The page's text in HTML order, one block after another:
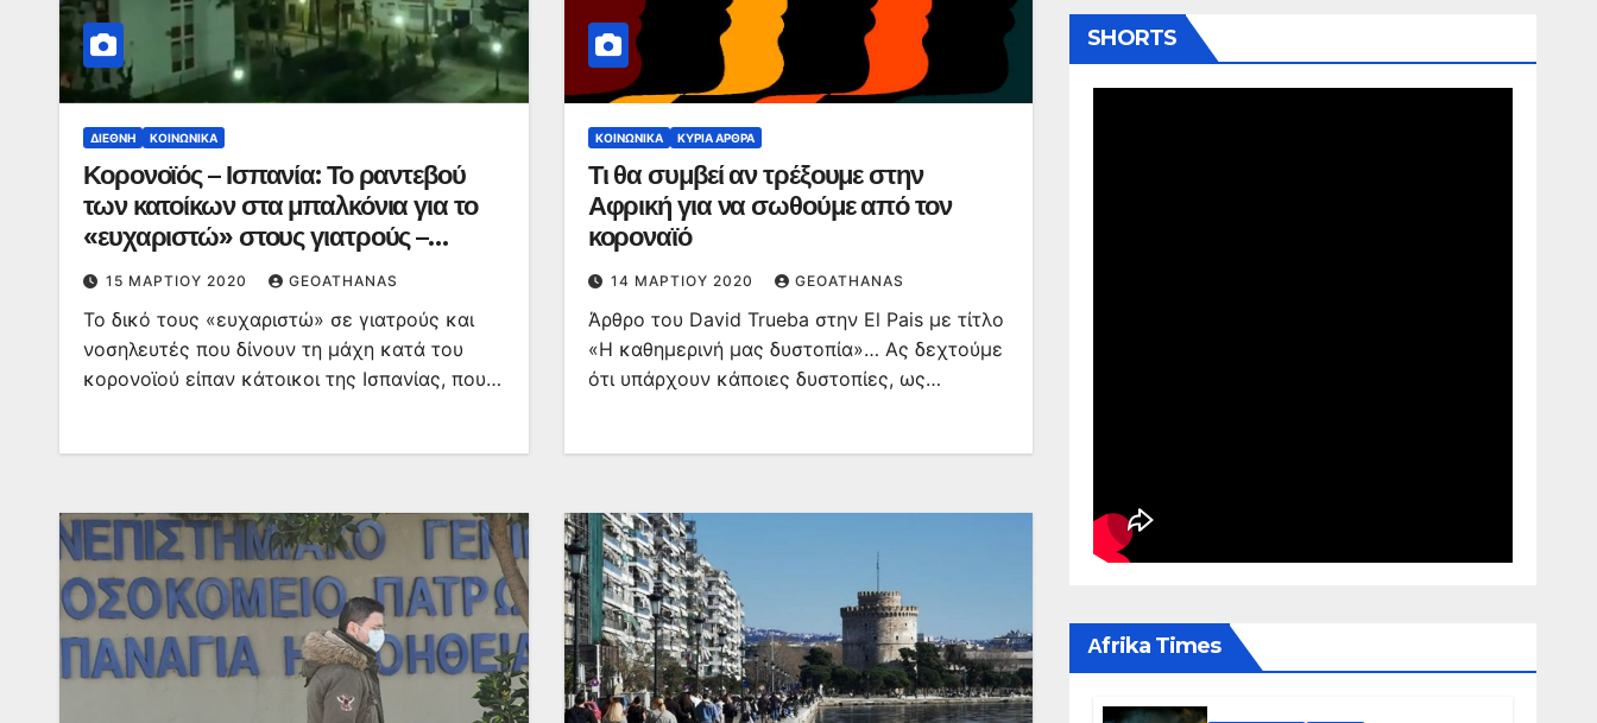
ΔΙΕΘΝΉ ΚΟΙΝΩΝΙΚΆ
Κορονοϊός – Ισπανία: Το ραντεβού
των κατοίκων στα μπαλκόνια για το
«ευχαριστώ» στους γιατρούς –
ΒΙΝΤΕΟ
15 ΜΑΡΤΊΟΥ 2020 GEOATHANAS
Το δικό τους «ευχαριστώ» σε γιατρούς και
νοσηλευτές που δίνουν τη μάχη κατά του
κορονοϊού είπαν κάτοικοι της Ισπανίας, που…
ΚΟΙΝΩΝΙΚΆ ΚΥΡΙΑ ΑΡΘΡΑ
Τι θα συμβεί αν τρέξουμε στην
Αφρική για να σωθούμε από τον
κοροναϊό
14 ΜΑΡΤΊΟΥ 2020 GEOATHANAS
Άρθρο του David Trueba στην El Pais με τίτλο
«Η καθημερινή μας δυστοπία»… Ας δεχτούμε
ότι υπάρχουν κάποιες δυστοπίες, ως…
SHORTS
Αfrika Times